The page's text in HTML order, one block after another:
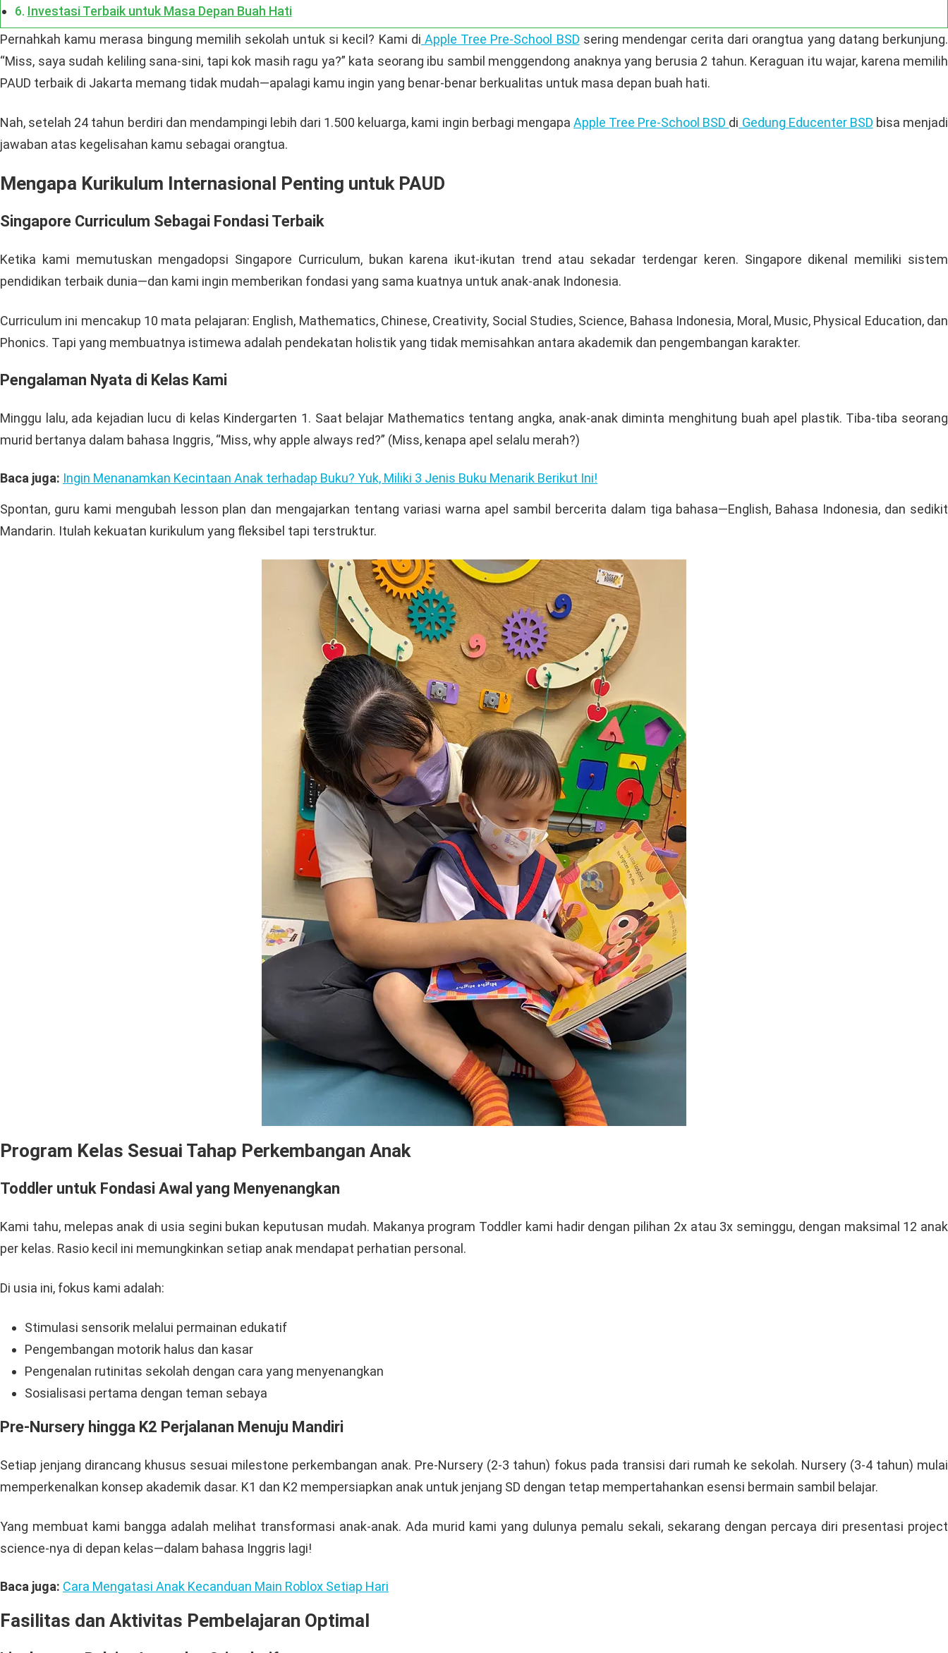
Investasi Terbaik untuk Masa Depan Buah Hati
Pernahkah kamu merasa bingung memilih sekolah untuk si kecil? Kami di Apple Tree Pre-School BSD sering mendengar cerita dari orangtua yang datang berkunjung.
“Miss, saya sudah keliling sana-sini, tapi kok masih ragu ya?” kata seorang ibu sambil menggendong anaknya yang berusia 2 tahun. Keraguan itu wajar, karena memilih
PAUD terbaik di Jakarta memang tidak mudah—apalagi kamu ingin yang benar-benar berkualitas untuk masa depan buah hati.
Nah, setelah 24 tahun berdiri dan mendampingi lebih dari 1.500 keluarga, kami ingin berbagi mengapa Apple Tree Pre-School BSD di Gedung Educenter BSD bisa menjadi
jawaban atas kegelisahan kamu sebagai orangtua.
Mengapa Kurikulum Internasional Penting untuk PAUD
Singapore Curriculum Sebagai Fondasi Terbaik
Ketika kami memutuskan mengadopsi Singapore Curriculum, bukan karena ikut-ikutan trend atau sekadar terdengar keren. Singapore dikenal memiliki sistem
pendidikan terbaik dunia—dan kami ingin memberikan fondasi yang sama kuatnya untuk anak-anak Indonesia.
Curriculum ini mencakup 10 mata pelajaran: English, Mathematics, Chinese, Creativity, Social Studies, Science, Bahasa Indonesia, Moral, Music, Physical Education, dan
Phonics. Tapi yang membuatnya istimewa adalah pendekatan holistik yang tidak memisahkan antara akademik dan pengembangan karakter.
Pengalaman Nyata di Kelas Kami
Minggu lalu, ada kejadian lucu di kelas Kindergarten 1. Saat belajar Mathematics tentang angka, anak-anak diminta menghitung buah apel plastik. Tiba-tiba seorang
murid bertanya dalam bahasa Inggris, “Miss, why apple always red?” (Miss, kenapa apel selalu merah?)
Baca juga: Ingin Menanamkan Kecintaan Anak terhadap Buku? Yuk, Miliki 3 Jenis Buku Menarik Berikut Ini!
Spontan, guru kami mengubah lesson plan dan mengajarkan tentang variasi warna apel sambil bercerita dalam tiga bahasa—English, Bahasa Indonesia, dan sedikit
Mandarin. Itulah kekuatan kurikulum yang fleksibel tapi terstruktur.
Program Kelas Sesuai Tahap Perkembangan Anak
Toddler untuk Fondasi Awal yang Menyenangkan
Kami tahu, melepas anak di usia segini bukan keputusan mudah. Makanya program Toddler kami hadir dengan pilihan 2x atau 3x seminggu, dengan maksimal 12 anak
per kelas. Rasio kecil ini memungkinkan setiap anak mendapat perhatian personal.
Di usia ini, fokus kami adalah:
Stimulasi sensorik melalui permainan edukatif
Pengembangan motorik halus dan kasar
Pengenalan rutinitas sekolah dengan cara yang menyenangkan
Sosialisasi pertama dengan teman sebaya
Pre-Nursery hingga K2 Perjalanan Menuju Mandiri
Setiap jenjang dirancang khusus sesuai milestone perkembangan anak. Pre-Nursery (2-3 tahun) fokus pada transisi dari rumah ke sekolah. Nursery (3-4 tahun) mulai
memperkenalkan konsep akademik dasar. K1 dan K2 mempersiapkan anak untuk jenjang SD dengan tetap mempertahankan esensi bermain sambil belajar.
Yang membuat kami bangga adalah melihat transformasi anak-anak. Ada murid kami yang dulunya pemalu sekali, sekarang dengan percaya diri presentasi project
science-nya di depan kelas—dalam bahasa Inggris lagi!
Baca juga: Cara Mengatasi Anak Kecanduan Main Roblox Setiap Hari
Fasilitas dan Aktivitas Pembelajaran Optimal